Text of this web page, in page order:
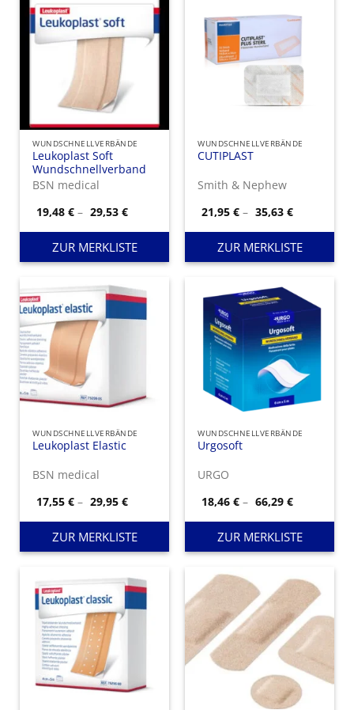
WUNDSCHNELLVERBÄNDE
Leukoplast Soft
Wundschnellverband
BSN medical
19,48€ – 29,53€Preisspanne:
19,48 €
bis
29,53 €
ZUR MERKLISTE
WUNDSCHNELLVERBÄNDE
CUTIPLAST
Smith & Nephew
21,95€ – 35,63€
21,95 €
bis
35,63 €
ZUR MERKLISTE
WUNDSCHNELLVERBÄNDE
Leukoplast Elastic
BSN medical
17,55€ – 29,95€Preisspanne:
17,55 €
bis
29,95 €
ZUR MERKLISTE
WUNDSCHNELLVERBÄNDE
Urgosoft
URGO
18,46€ – 66,29€
18,46 €
bis
66,29 €
ZUR MERKLISTE